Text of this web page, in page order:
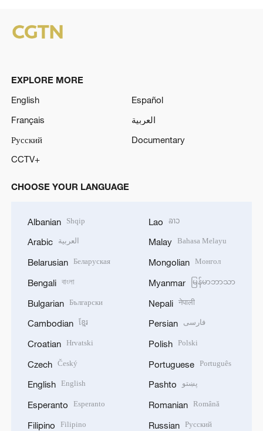
EXPLORE MORE
English
Español
Français
العربية
Русский
Documentary
CCTV+
CHOOSE YOUR LANGUAGE
Albanian Shqip
Arabic العربية
Belarusian Беларуская
Bengali বাংলা
Bulgarian Български
Cambodian ខ្មែរ
Croatian Hrvatski
Czech Český
English English
Esperanto Esperanto
Filipino Filipino
Lao ລາວ
Malay Bahasa Melayu
Mongolian Монгол
Myanmar မြန်မာဘာသာ
Nepali नेपाली
Persian فارسی
Polish Polski
Portuguese Português
Pashto پښتو
Romanian Română
Russian Русский